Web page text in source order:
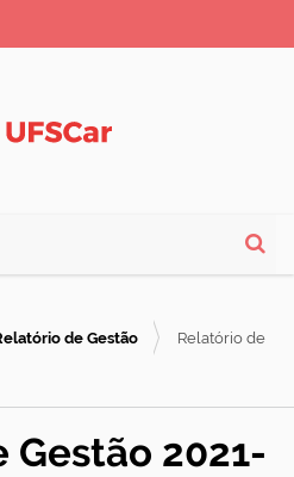
Busca
de Gestão
Relatório de
Gestão 2021-